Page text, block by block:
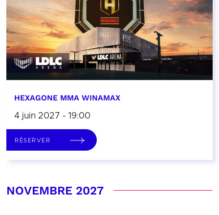
HEXAGONE MMA WINAMAX
4 juin 2027 - 19:00
RÉSERVER
NOVEMBRE 2027